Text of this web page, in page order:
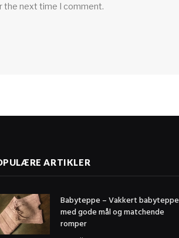
the next time I comment.
ARTIKLER
Babyteppe – Vakkert babyteppe
med gode mål og matchende
romper